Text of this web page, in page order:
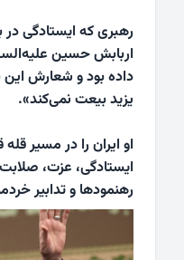
رهبری که ایستادگی در
اربابش حسین
داده بود و شعارش
یزید بیعت نمی‌کند».
ایستادگی، عزت،
رهنمودها و تدابیر